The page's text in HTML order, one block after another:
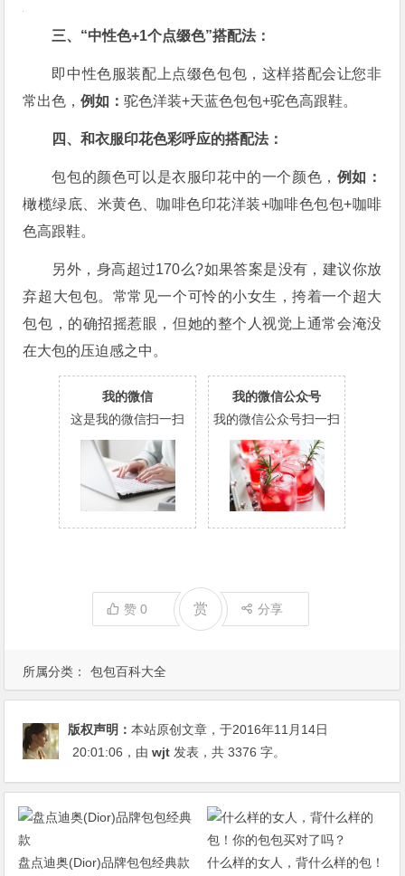
所属分类： 包包百科大全
三、“中性色+1个点缀色”搭配法：
即中性色服装配上点缀色包包，这样搭配会让您非
常出色，例如：驼色洋装+天蓝色包包+驼色高跟鞋。
四、和衣服印花色彩呼应的搭配法：
包包的颜色可以是衣服印花中的一个颜色， 例如：
橄榄绿底、米黄色、咖啡色印花洋装+咖啡色包包+咖啡
色高跟鞋。
另外，身高超过170么?如果答案是没有，建议你放
弃超大包包。常常见一个可怜的小女生，挎着一个超大
包包，的确招摇惹眼，但她的整个人视觉上通常会淹没
在大包的压迫感之中。
我的微信
这是我的微信扫一扫
我的微信公众号
我的微信公众号扫一扫
赞0 赏 分享
版权声明：本站原创文章，于2016年11月14日
20:01:06 ，由wjt 发表，共 3376 字。
盘点迪奥(Dior)品牌包包经典款
什么样的女人，背什么样的包！